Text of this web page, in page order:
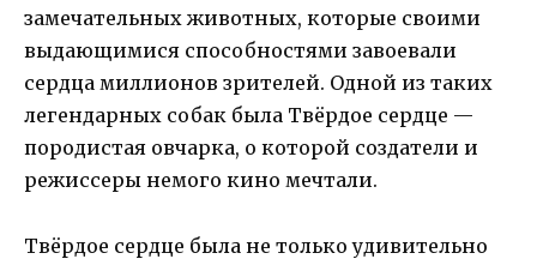
замечательных животных, которые своими
выдающимися способностями завоевали
сердца миллионов зрителей. Одной из таких
легендарных собак была Твёрдое сердце —
породистая овчарка, о которой создатели и
режиссеры немого кино мечтали.
Твёрдое сердце была не только удивительно